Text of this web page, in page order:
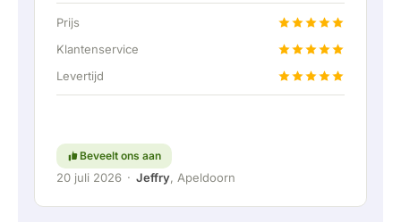
afspraak van levering werd er zelfs een gratis
een vaste aansluiting aangeboden om de thuis
accu doormiddel van een vaste verbinding aan
Kortom; een erg fijn bedrijf waar service en
Prijs
Klantenservice
Levertijd
Beveelt ons aan
20 juli 2026 · Jeffry, Apeldoorn